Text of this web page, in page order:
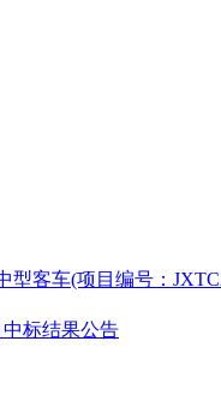
客车(项目编号：
标结果公告